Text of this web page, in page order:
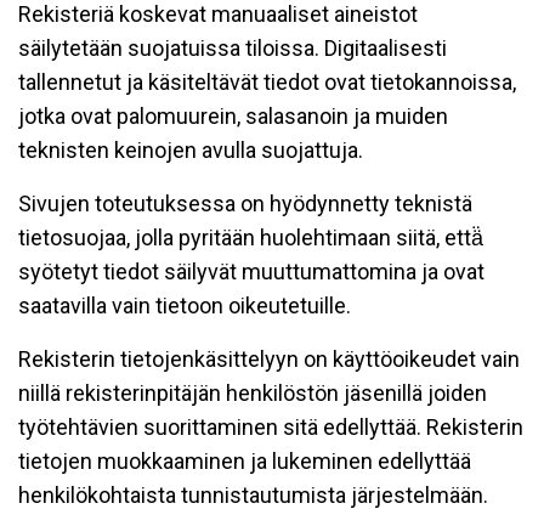
Rekisteriä koskevat manuaaliset aineistot
säilytetään suojatuissa tiloissa. Digitaalisesti
tallennetut ja käsiteltävät tiedot ovat tietokannoissa,
jotka ovat palomuurein, salasanoin ja muiden
teknisten keinojen avulla suojattuja.
Sivujen toteutuksessa on hyödynnetty teknistä
tietosuojaa, jolla pyritään huolehtimaan siitä, että̈
syötetyt tiedot säilyvät muuttumattomina ja ovat
saatavilla vain tietoon oikeutetuille.
Rekisterin tietojenkäsittelyyn on käyttöoikeudet vain
niillä rekisterinpitäjän henkilöstön jäsenillä joiden
työtehtävien suorittaminen sitä edellyttää. Rekisterin
tietojen muokkaaminen ja lukeminen edellyttää
henkilökohtaista tunnistautumista järjestelmään.